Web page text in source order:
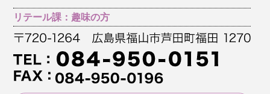
リテール課：趣味の方